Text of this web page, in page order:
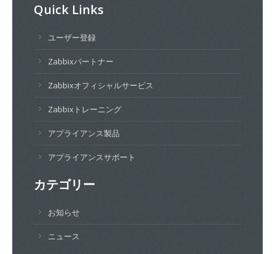
Quick Links
ユーザー登録
Zabbixパートナー
Zabbixオフィシャルサービス
Zabbixトレーニング
アプライアンス製品
アプライアンスサポート
カテゴリー
お知らせ
ニュース